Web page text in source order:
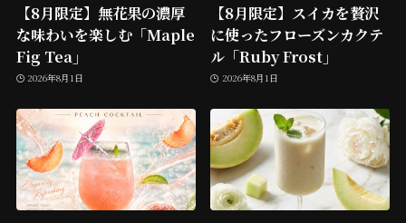
【8月限定】無花果の濃厚
な味わいを楽しむ「Maple
Fig Tea」
2026年8月1日
【8月限定】スイカを贅沢
に使ったフローズンカクテ
ル「Ruby Frost」
2026年8月1日